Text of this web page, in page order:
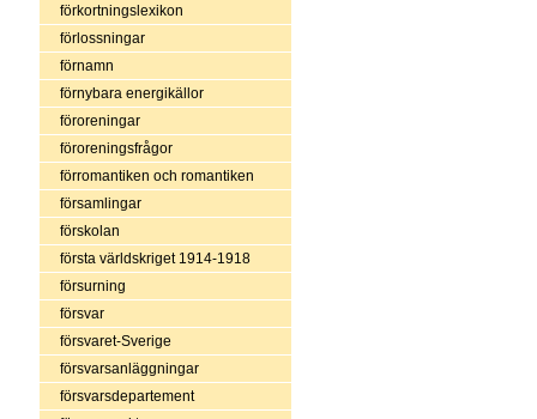
förkortningslexikon
förlossningar
förnamn
förnybara energikällor
föroreningar
föroreningsfrågor
förromantiken och romantiken
församlingar
förskolan
första världskriget 1914-1918
försurning
försvar
försvaret-Sverige
försvarsanläggningar
försvarsdepartement